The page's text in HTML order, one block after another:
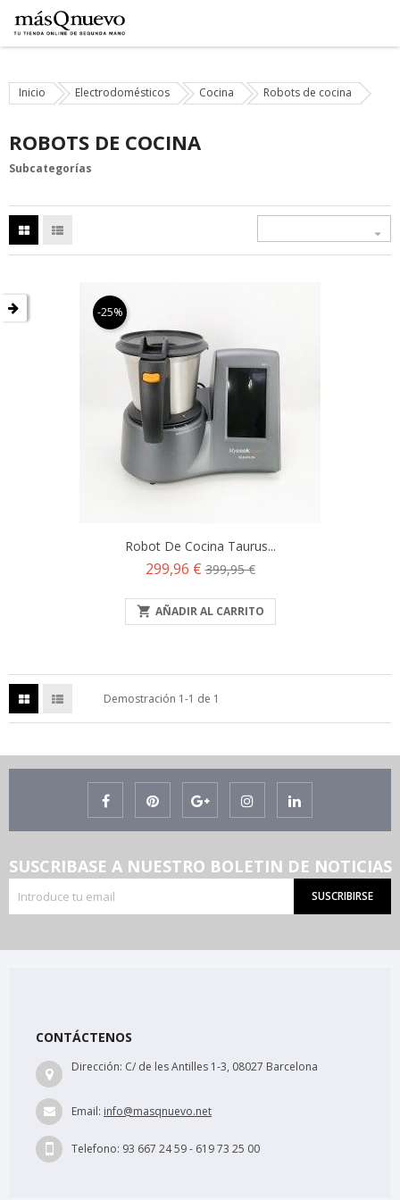
Inicio Electrodomésticos Cocina Robots de cocina
ROBOTS DE COCINA
Subcategorías

-25%
Robot De Cocina Taurus...
Precio
299,96 €Precio
399,95 €
 AÑADIR AL CARRITO
Demostración 1-1 de 1
SUSCRIBASE A NUESTRO BOLETIN DE NOTICIAS
SUSCRIBIRSE
CONTÁCTENOS
Dirección: C/ de les Antilles 1-3, 08027 Barcelona
Email: info@masqnuevo.net
Telefono: 93 667 24 59 - 619 73 25 00